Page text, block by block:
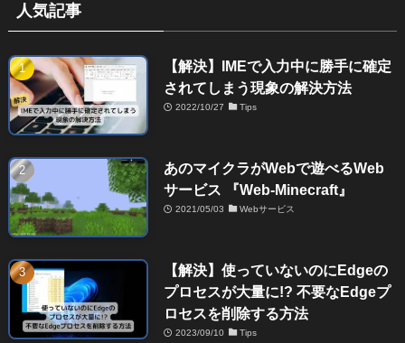
人気記事
【解決】IMEで入力中に勝手に確定
されてしまう現象の解決方法
2022/10/27 Tips
あのマイクラがWebで遊べるWeb
サービス 『Web-Minecraft』
2021/05/03 Webサービス
【解決】使っていないのにEdgeの
プロセスが大量に!? 不要なEdgeプ
ロセスを削除する方法
2023/09/10 Tips